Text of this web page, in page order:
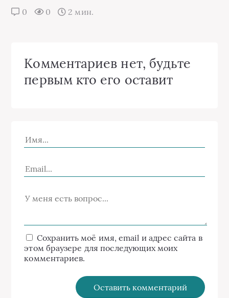
0 0 2 мин.
Комментариев нет, будьте
первым кто его оставит
Сохранить моё имя, email и адрес сайта в
этом браузере для последующих моих
комментариев.